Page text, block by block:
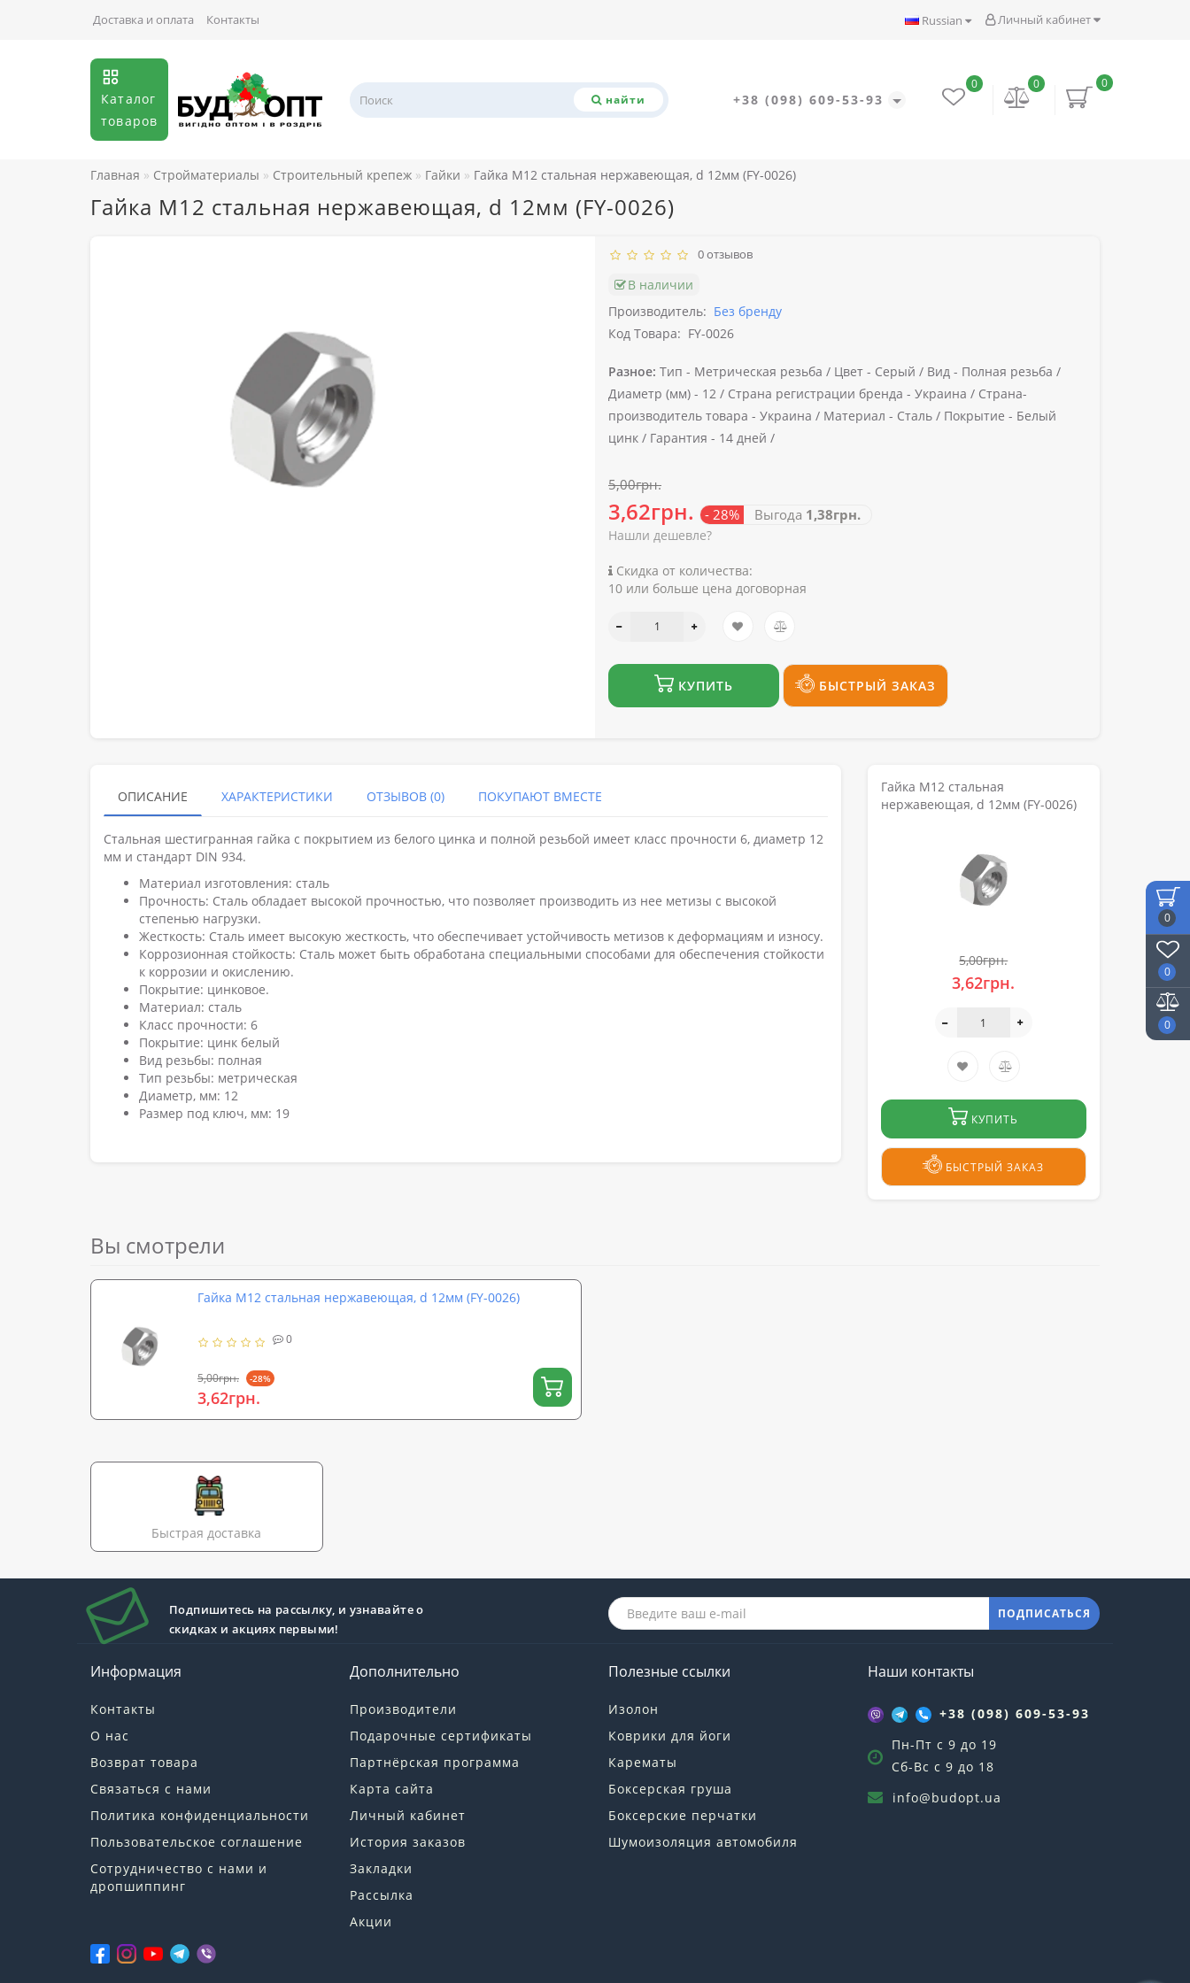
0
0
0
Личный кабинет
Russian
Доставка и оплата Контакты
Каталог
товаров
найти +38 (098) 609-53-93
0
0
0
Главная Стройматериалы Строительный крепеж Гайки Гайка М12 стальная нержавеющая, d 12мм (FY-0026)
Гайка М12 стальная нержавеющая, d 12мм (FY-0026)
0 отзывов
В наличии
Производитель: Без бренду
Код Товара: FY-0026
Разное: Тип - Метрическая резьба / Цвет - Серый / Вид - Полная резьба /
Диаметр (мм) - 12 / Страна регистрации бренда - Украина / Страна-
производитель товара - Украина / Материал - Сталь / Покрытие - Белый
цинк / Гарантия - 14 дней /
5,00грн.
3,62грн. - 28% Выгода 1,38грн.
Нашли дешевле?
Скидка от количества:
10 или больше цена договорная
КУПИТЬ БЫСТРЫЙ ЗАКАЗ
ОПИСАНИЕ ХАРАКТЕРИСТИКИ ОТЗЫВОВ (0) ПОКУПАЮТ ВМЕСТЕ
Стальная шестигранная гайка с покрытием из белого цинка и полной резьбой имеет класс прочности 6, диаметр 12
мм и стандарт DIN 934.
Материал изготовления: сталь
Прочность: Сталь обладает высокой прочностью, что позволяет производить из нее метизы с высокой
степенью нагрузки.
Жесткость: Сталь имеет высокую жесткость, что обеспечивает устойчивость метизов к деформациям и износу.
Коррозионная стойкость: Сталь может быть обработана специальными способами для обеспечения стойкости
к коррозии и окислению.
Покрытие: цинковое.
Материал: сталь
Класс прочности: 6
Покрытие: цинк белый
Вид резьбы: полная
Тип резьбы: метрическая
Диаметр, мм: 12
Размер под ключ, мм: 19
Гайка М12 стальная
нержавеющая, d 12мм (FY-0026)
5,00грн.
3,62грн.
КУПИТЬ
БЫСТРЫЙ ЗАКАЗ
Вы смотрели
Гайка М12 стальная нержавеющая, d 12мм (FY-0026)
0
5,00грн. -28%
3,62грн.
Быстрая доставка
Подпишитесь на рассылку, и узнавайте о
скидках и акциях первыми!
ПОДПИСАТЬСЯ
Информация
Контакты
О нас
Возврат товара
Связаться с нами
Политика конфиденциальности
Пользовательское соглашение
Сотрудничество с нами и
дропшиппинг
Дополнительно
Производители
Подарочные сертификаты
Партнёрская программа
Карта сайта
Личный кабинет
История заказов
Закладки
Рассылка
Акции
Полезные ссылки
Изолон
Коврики для йоги
Карематы
Боксерская груша
Боксерские перчатки
Шумоизоляция автомобиля
Наши контакты
+38 (098) 609-53-93
Пн-Пт с 9 до 19
Сб-Вс с 9 до 18
info@budopt.ua